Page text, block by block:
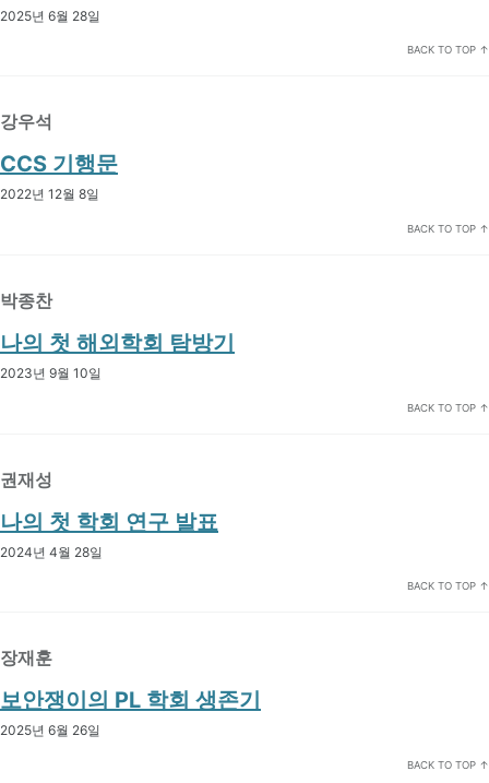
2025년 6월 28일
BACK TO TOP ↑
강우석
CCS 기행문
2022년 12월 8일
BACK TO TOP ↑
박종찬
나의 첫 해외학회 탐방기
2023년 9월 10일
BACK TO TOP ↑
권재성
나의 첫 학회 연구 발표
2024년 4월 28일
BACK TO TOP ↑
장재훈
보안쟁이의 PL 학회 생존기
2025년 6월 26일
BACK TO TOP ↑